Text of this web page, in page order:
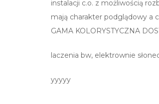
instalacji c.o. z możliwością
mają charakter podglądowy a
GAMA KOLORYSTYCZNA
laczenia bw, elektrownie
yyyyy